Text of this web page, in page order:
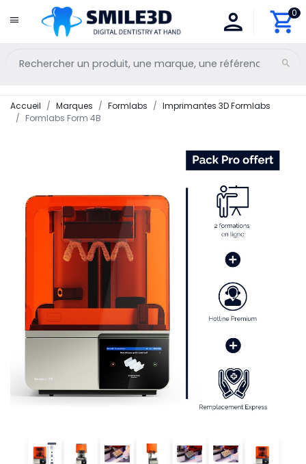
0
Accueil Marques Formlabs
Imprimantes 3D Formlabs
Formlabs Form 4B